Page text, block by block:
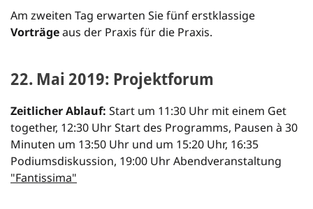
Am zweiten Tag erwarten Sie fünf erstklassige
Vorträgeaus der Praxis für die Praxis.
22. Mai 2019: Projektforum
Zeitlicher Ablauf: Start um 11:30 Uhr mit einem Get
together, 12:30 Uhr Start des Programms, Pausen à 30
Minuten um 13:50 Uhr und um 15:20 Uhr, 16:35
Podiumsdiskussion, 19:00 Uhr Abendveranstaltung
"Fantissima"